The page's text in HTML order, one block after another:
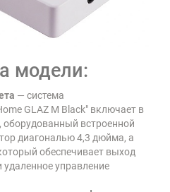
модели:
— система
GLAZ М Black" включает в
оборудованный встроенной
диагональю 4,3 дюйма, а
обеспечивает выход
удаленное управление